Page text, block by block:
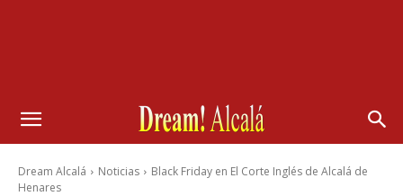
Dream Alcalá Noticias
Black Friday en El Corte Inglés de Alcalá de
Henares